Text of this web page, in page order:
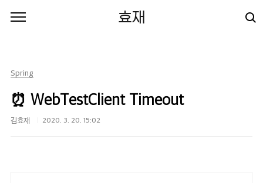
효재
Spring
⏰ WebTestClient Timeout
김효재 2020. 3. 20. 15:02